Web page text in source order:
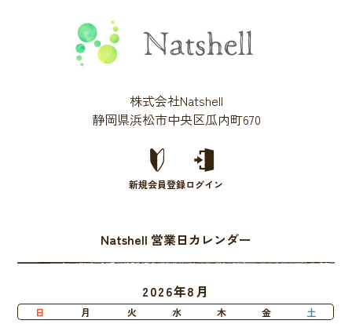
株式会社Natshell
静岡県浜松市中央区瓜内町670
新規会員登録ログイン
Natshell 営業日カレンダー
2026年8月
日 月 火 水 木 金 土